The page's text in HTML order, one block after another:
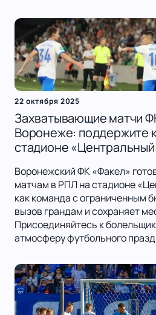
22 октября 2025
Захватывающие матчи
Воронеже: поддержите
стадионе
Воронежский ФК «Факел»
матчам в РПЛ на стадионе
как команда с ограниченным
вызов грандам и сохраняет
Присоединяйтесь к
атмосферу футбольного